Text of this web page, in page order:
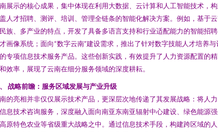
展示的核心成果，集中体现在利用大数据、云计算和人工智能技术，
人才招聘、测评、培训、管理全链条的智能化解决方案。例如，基于
族、多产业的特点，开发了具备多语言支持和行业适配能力的智能招
画像系统；面向“数字云南”建设需求，推出了针对数字技能人才培养与
专项信息技术服务产品。这些创新实践，有效提升了人力资源配置的
效率，展现了云南在细分服务领域的深度耕耘。
战略前瞻：服务区域发展与产业升级
的亮相并非仅仅展示技术产品，更深层次地传递了其发展战略：将人
息技术咨询服务，深度融入面向南亚东南亚辐射中心建设、绿色能源
原特色农业等省级重大战略之中。通过信息技术手段，构建跨区域的